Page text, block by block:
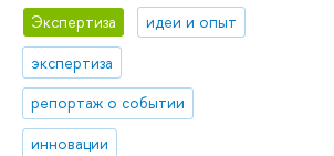
Экспертиза
идеи и опыт
экспертиза
репортаж о событии
инновации